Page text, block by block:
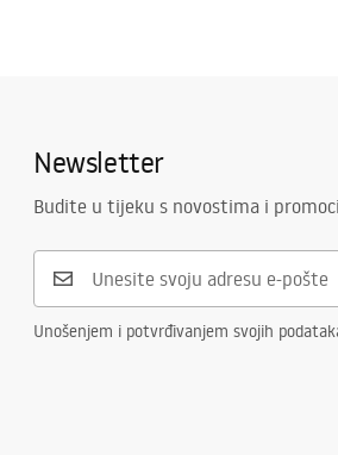
Newsletter
Budite u tijeku s novostima i
Unošenjem i potvrđivanjem svojih